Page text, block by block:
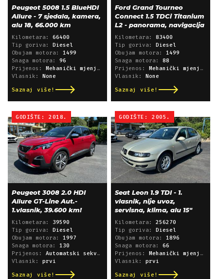
Peugeot 5008 1.5 BlueHDI
Allure - 7 sjedala, kamera,
alu 18, 66.000 km
Kilometara: 66400
Tip goriva:
Diesel
Obujam motora: 1499
Snaga motora: 96
Prijenos:
Mehanički mjenjač
Vlasnik:
None
Saznaj više!
Ford Grand Tourneo
Connect 1.5 TDCi Titanium
L2 - panorama, navigacija
Kilometara: 83400
Tip goriva:
Diesel
Obujam motora: 1499
Snaga motora: 88
Prijenos:
Mehanički mjenjač
Vlasnik:
None
Saznaj više!
GODIŠTE: 2018.
Peugeot 3008 2.0 HDI
Allure GT-Line Aut.-
1.vlasnik, 39.600 km!
Kilometara: 39590
Tip goriva:
Diesel
Obujam motora: 1997
Snaga motora: 130
Prijenos: Automatski sekvencijski
Vlasnik: prvi
Saznaj više!
GODIŠTE: 2005.
Seat Leon 1.9 TDI - 1.
vlasnik, nije uvoz,
servisna, klima, alu 15"
Kilometara: 256270
Tip goriva:
Diesel
Obujam motora: 1896
Snaga motora: 66
Prijenos:
Mehanički mjenjač
Vlasnik: prvi
Saznaj više!